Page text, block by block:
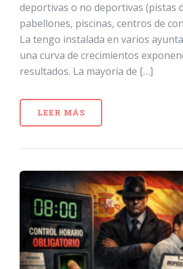
deportivas o no deportivas (pistas
pabellones, piscinas, centros de
La tengo instalada en varios
una curva de crecimientos
resultados. La mayoría de […]
LEER MÁS